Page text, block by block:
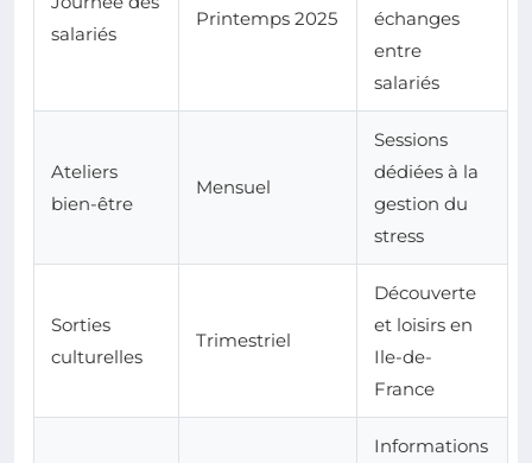
salariés
Printemps 2025
échanges
entre
salariés
Ateliers
bien-être
Mensuel
Sessions
dédiées à la
gestion du
stress
Sorties
culturelles
Trimestriel
Découverte
et loisirs en
Ile-de-
France
Informations